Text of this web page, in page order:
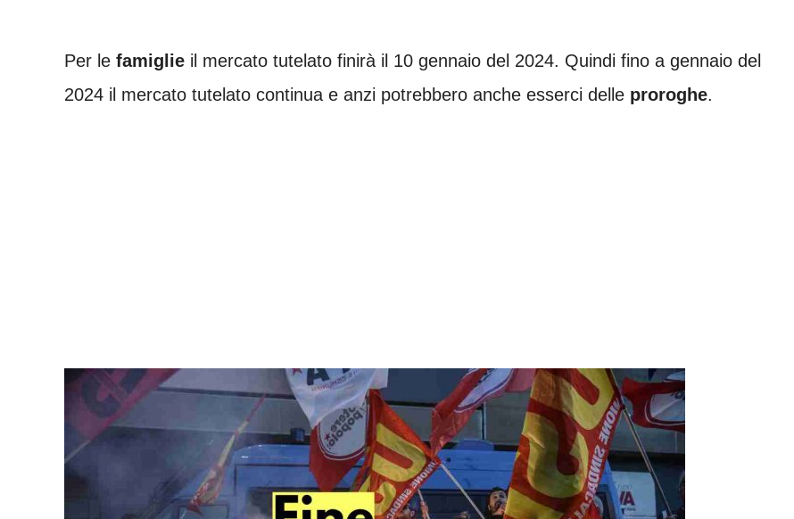
Per le famiglie il mercato tutelato finirà il 10 gennaio del 2024. Quindi fino a gennaio del
2024 il mercato tutelato continua e anzi potrebbero anche esserci delle proroghe.